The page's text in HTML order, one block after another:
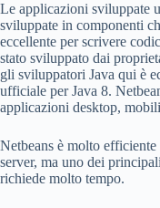
Le applicazioni sviluppate
sviluppate in componenti
eccellente per scrivere
stato sviluppato dai
gli sviluppatori Java qui è
ufficiale per Java 8.
applicazioni desktop,
Netbeans è molto
server, ma uno dei
richiede molto tempo.